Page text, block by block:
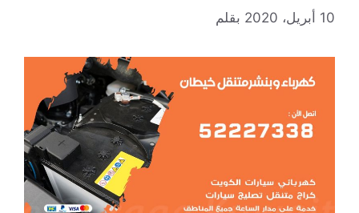
10 أبريل، 2020 بقلم